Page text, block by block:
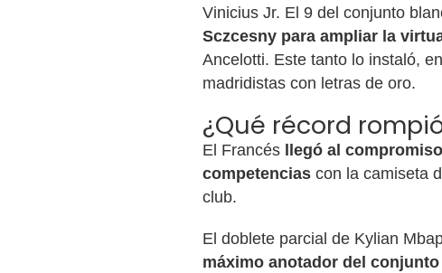
Vinicius Jr. El 9 del conjunto
Sczcesny para ampliar la
Ancelotti. Este tanto lo instaló,
madridistas con letras de oro.
¿Qué récord
El Francés llegó al
competencias con la camiseta
club.
El doblete parcial de Kylian
máximo anotador del